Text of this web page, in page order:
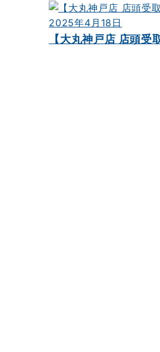
2025年4月18日
【大丸神戸店 店頭受